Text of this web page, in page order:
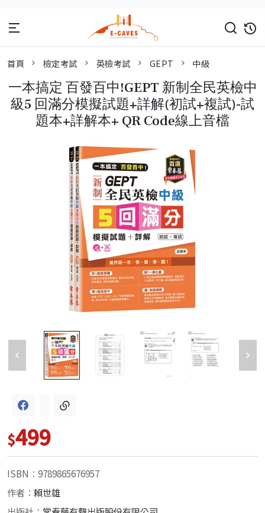
首頁 檢定考試 英檢考試 GEPT 中級
一本搞定 百發百中!GEPT 新制全民英檢中
級5 回滿分模擬試題+詳解(初試+複試)-試
題本+詳解本+ QR Code線上音檔
$499
ISBN：9789865676957
作者： 賴世雄